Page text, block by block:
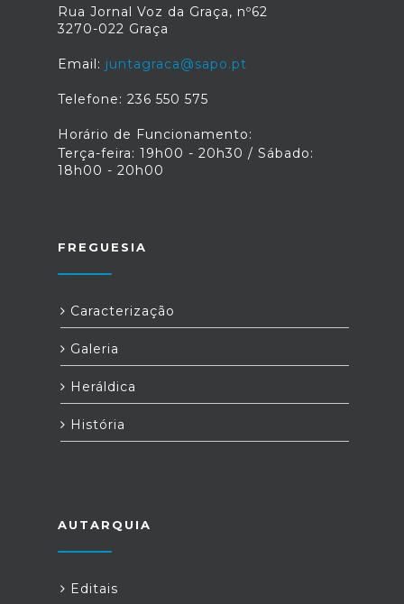
Rua Jornal Voz da Graça, nº62
3270-022 Graça
Email: juntagraca@sapo.pt
Telefone: 236 550 575
Horário de Funcionamento:
Terça-feira: 19h00 - 20h30 / Sábado:
18h00 - 20h00
FREGUESIA
Caracterização
Galeria
Heráldica
História
AUTARQUIA
Editais